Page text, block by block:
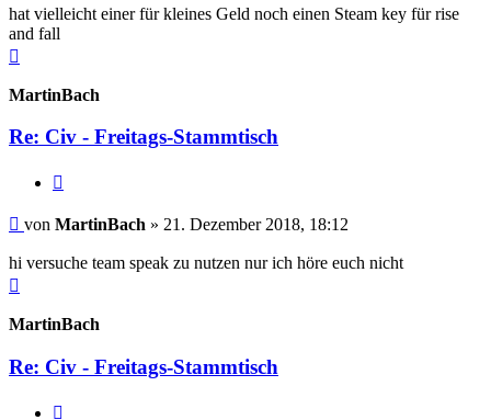
hat vielleicht einer für kleines Geld noch einen Steam key für rise
and fall
MartinBach
Re: Civ - Freitags-Stammtisch
Beitrag
von MartinBach » 21. Dezember 2018, 18:12
hi versuche team speak zu nutzen nur ich höre euch nicht
MartinBach
Re: Civ - Freitags-Stammtisch